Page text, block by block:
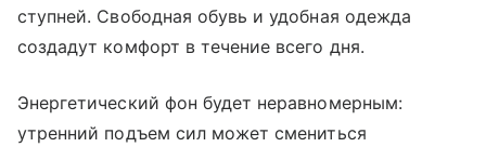
ступней. Свободная обувь и удобная одежда
создадут комфорт в течение всего дня.
Энергетический фон будет неравномерным:
утренний подъем сил может смениться